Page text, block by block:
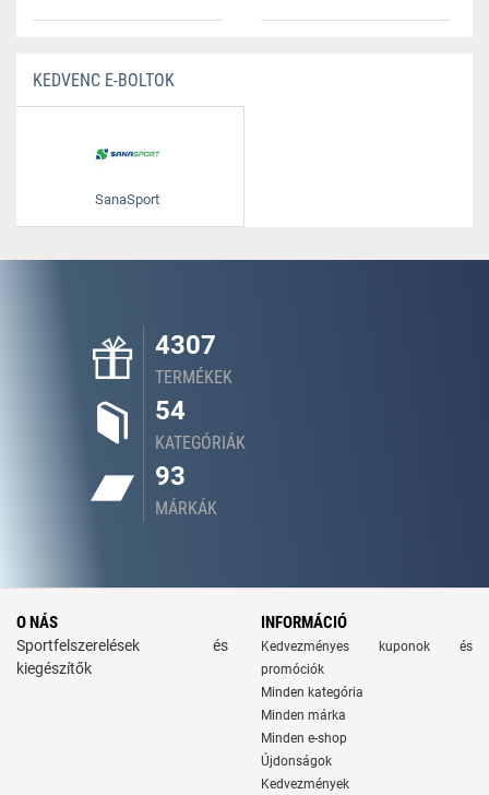
KEDVENC E-BOLTOK
SanaSport
4307
TERMÉKEK
54
KATEGÓRIÁK
93
MÁRKÁK
O NÁS
Sportfelszerelések és
kiegészítők
INFORMÁCIÓ
Kedvezményes kuponok és
promóciók
Minden kategória
Minden márka
Minden e-shop
Újdonságok
Kedvezmények